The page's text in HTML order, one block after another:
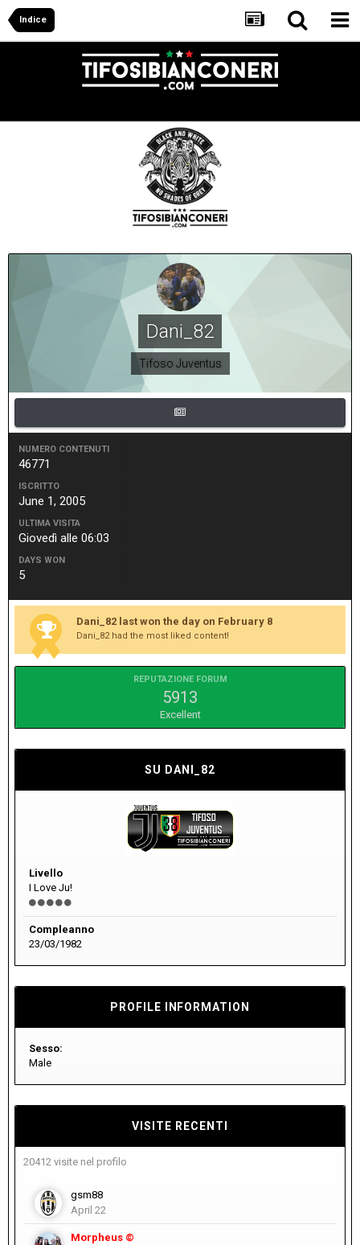
Indice
Dani_82
Tifoso Juventus
NUMERO CONTENUTI
46771
ISCRITTO
June 1, 2005
ULTIMA VISITA
Giovedì alle 06:03
DAYS WON
5
Dani_82 last won the day on February 8
Dani_82 had the most liked content!
REPUTAZIONE FORUM
5913
Excellent
SU DANI_82
Livello
I Love Ju!
Compleanno
23/03/1982
PROFILE INFORMATION
Sesso:
Male
VISITE RECENTI
20412 visite nel profilo
gsm88
April 22
Morpheus ©